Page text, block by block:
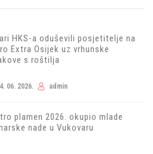
HKS-a oduševili posjetitelje na
Extra Osijek uz vrhunske
s roštilja
06. 2026. admin
plamen 2026. okupio mlade
nade u Vukovaru